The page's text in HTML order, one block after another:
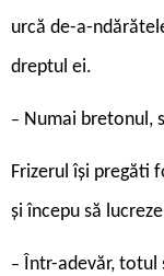
urcă de-a-
dreptul ei.
– Numai bretonul,
Frizerul își pregăti
și începu să
– Într-adevăr, totul